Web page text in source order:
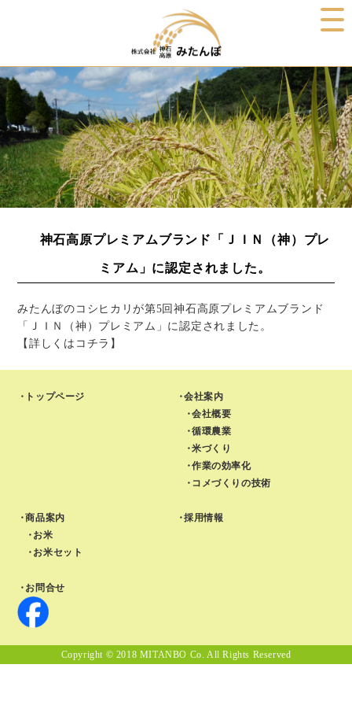
神石高原プレミアムブランド「ＪＩＮ（神）プレ
ミアム」に認定されました。
みたんぼのコシヒカリが第5回神石高原プレミアムブランド
「ＪＩＮ（神）プレミアム」に認定されました。
【詳しくはコチラ】
トップページ
会社案内
会社概要
循環農業
米づくり
作業の効率化
コメづくりの技術
商品案内
お米
お米セット
採用情報
お問合せ
Copyright © 2018 MITANBO Co. All Rights Reserved